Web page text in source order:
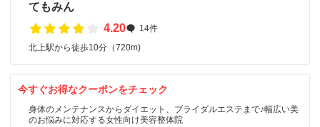
てもみん
4.20
14件
北上駅から徒歩10分（720m)
今すぐお得なクーポンをチェック
身体のメンテナンスからダイエット、ブライダルエステまで♪幅広い美
のお悩みに対応する女性向け美容整体院